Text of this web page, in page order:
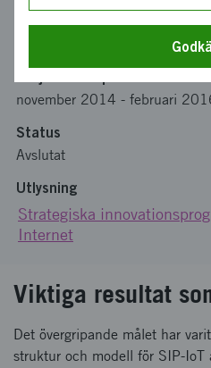
Bidrag från Vinnova
november 2014 - februari
Status
Avslutat
Utlysning
Strategiska
Internet
Viktiga resultat
Det övergripande målet har
struktur och modell för SIP-